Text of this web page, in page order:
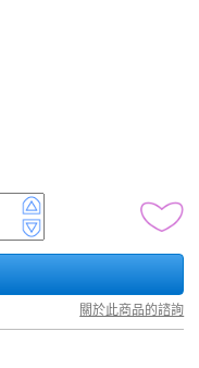
關於此商品的諮詢